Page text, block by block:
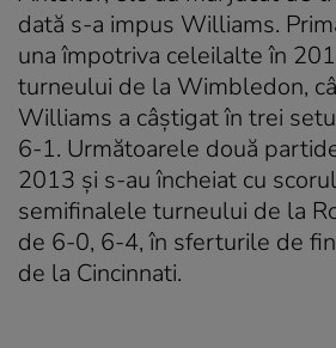
dată s-a impus Williams.
una împotriva celeilalte în
turneului de la Wimbledon,
Williams a câştigat în trei
6-1. Următoarele două
2013 şi s-au încheiat cu
semifinalele turneului de la
de 6-0, 6-4, în sferturile de
de la Cincinnati.